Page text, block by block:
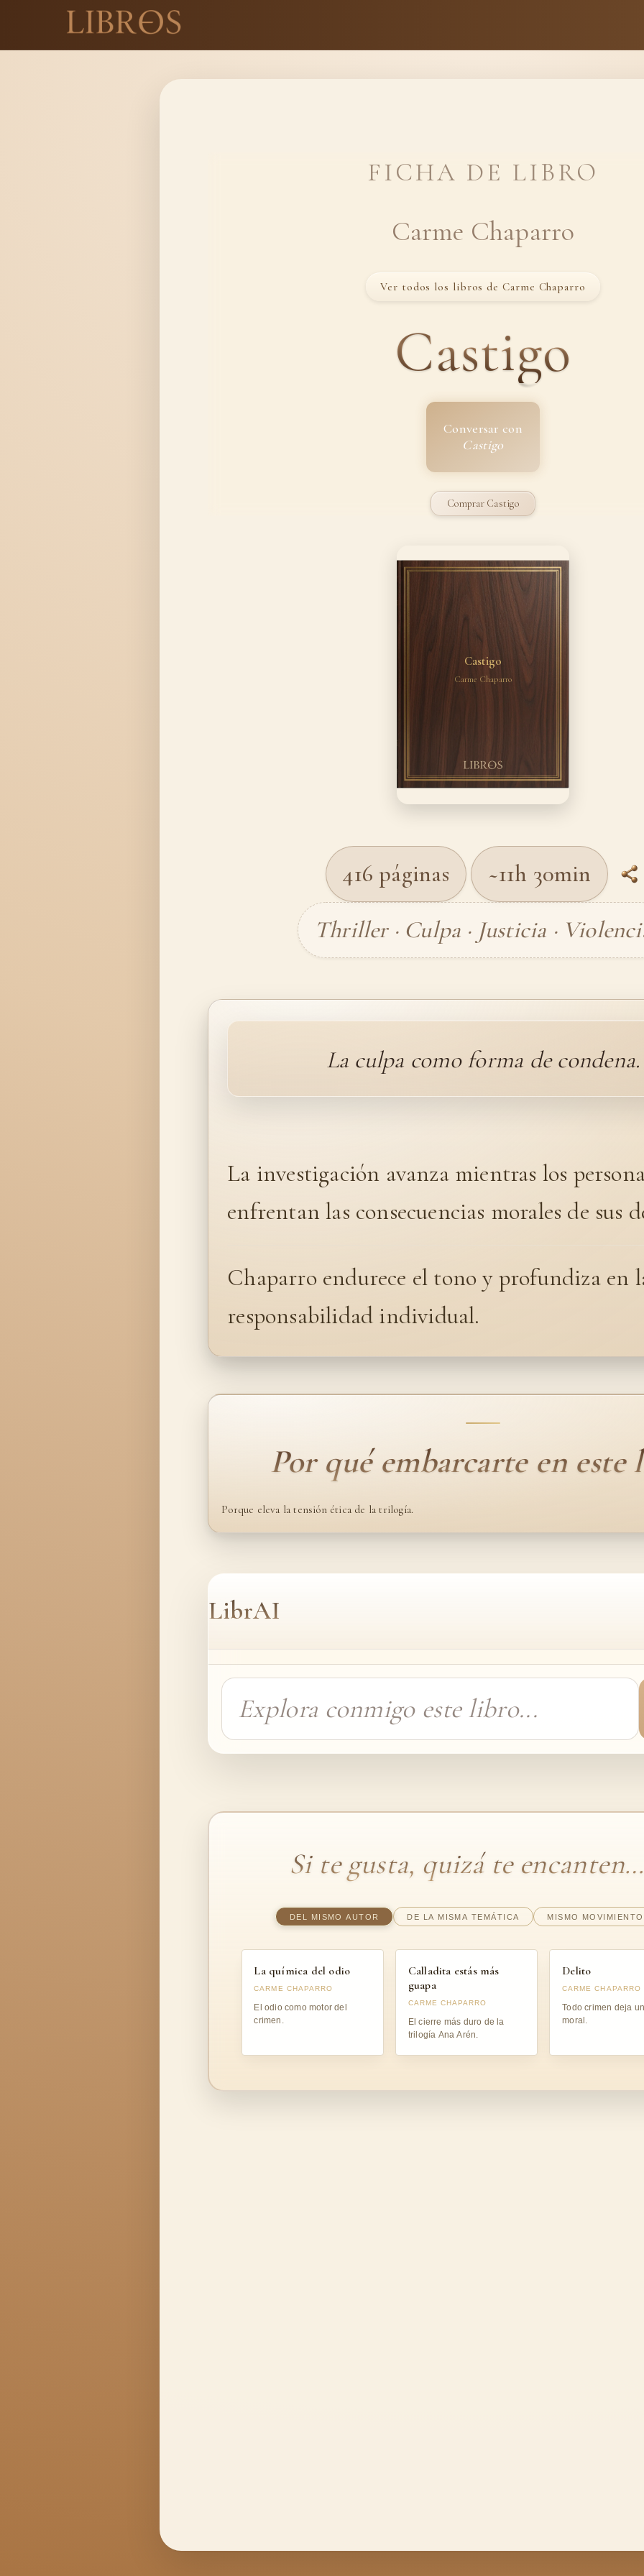
FICHA DE LIBRO
Carme Chaparro
Ver todos los libros de Carme Chaparro
Castigo
Conversar con
Castigo
Comprar Castigo
Castigo
Carme Chaparro
416 páginas
~11h 30min
Thriller · Culpa · Justicia ·
La culpa como forma de condena.
La investigación avanza mientras los
enfrentan las consecuencias morales de sus
Chaparro endurece el tono y profundiza en
responsabilidad individual.
Por qué embarcarte en este
Porque eleva la tensión ética de la trilogía.
LibrAI
Si te gusta, quizá te encanten…
DEL MISMO AUTOR DE LA MISMA TEMÁTICA MISMO MOVIMIENTO
La química del odio
CARME CHAPARRO
El odio como motor del
crimen.
Calladita estás más
guapa
CARME CHAPARRO
El cierre más duro de la
trilogía Ana Arén.
Delito
CARME CHAPARRO
Todo crimen deja
moral.